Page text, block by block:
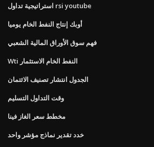
استراتيجية تداول rsi youtube
أوبك إنتاج النفط الخام يوميا
فهم سوق الأوراق المالية الشعبي
Wti النفط الخام الاستثمار
الجدول انتشار تصنيف الائتمان
وقت التداول التسليم
مخطط سعر الغاز فينا
خدد تقدير نماذج مؤشر واحد